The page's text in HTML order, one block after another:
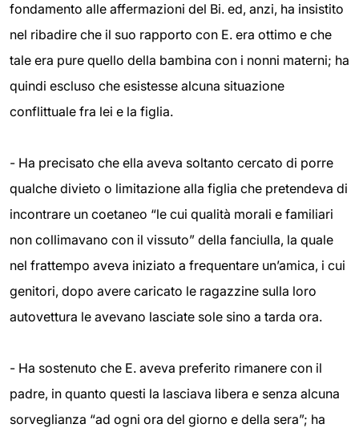
fondamento alle affermazioni del Bi. ed, anzi, ha insistito
nel ribadire che il suo rapporto con E. era ottimo e che
tale era pure quello della bambina con i nonni materni; ha
quindi escluso che esistesse alcuna situazione
conflittuale fra lei e la figlia.
- Ha precisato che ella aveva soltanto cercato di porre
qualche divieto o limitazione alla figlia che pretendeva di
incontrare un coetaneo “le cui qualità morali e familiari
non collimavano con il vissuto” della fanciulla, la quale
nel frattempo aveva iniziato a frequentare un’amica, i cui
genitori, dopo avere caricato le ragazzine sulla loro
autovettura le avevano lasciate sole sino a tarda ora.
- Ha sostenuto che E. aveva preferito rimanere con il
padre, in quanto questi la lasciava libera e senza alcuna
sorveglianza “ad ogni ora del giorno e della sera”; ha